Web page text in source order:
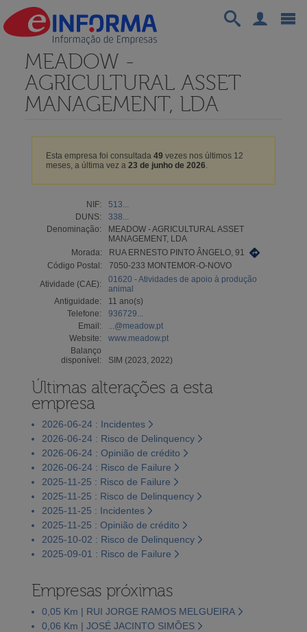
MEADOW -
AGRICULTURAL ASSET
MANAGEMENT, LDA
Esta empresa foi consultada 49 vezes nos últimos 12
meses, a última vez a 23 de junho de 2026.
NIF:
513...
DUNS:
338...
Denominação:
MEADOW - AGRICULTURAL ASSET
MANAGEMENT, LDA
Morada:
RUA ERNESTO PINTO ÂNGELO, 91
Código Postal:
7050-233 MONTEMOR-O-NOVO
Atividade (CAE):
01620 - Atividades de apoio à produção
animal
Antiguidade:
11 ano(s)
Telefone:
936729...
Email:
...@meadow.pt
Website:
www.meadow.pt
Balanço
disponível:
SIM (2023, 2022)
Últimas alterações a esta
empresa
2026-06-24 : Incidentes
2026-06-24 : Risco de Delinquency
2026-06-24 : Opinião de crédito
2026-06-24 : Risco de Failure
2025-11-25 : Risco de Failure
2025-11-25 : Risco de Delinquency
2025-11-25 : Incidentes
2025-11-25 : Opinião de crédito
2025-10-02 : Risco de Delinquency
2025-09-01 : Risco de Failure
Empresas próximas
0,05 Km | RUI JORGE RAMOS MELGUEIRA
0,06 Km | JOSÉ JACINTO SIMÕES